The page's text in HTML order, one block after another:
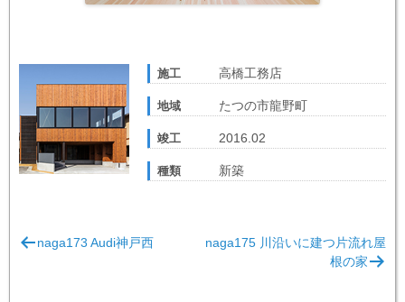
施工 高橋工務店
地域 たつの市龍野町
竣工 2016.02
種類 新築
稿naga173 Audi神戸西
naga175 川沿いに建つ片流れ屋
根の家